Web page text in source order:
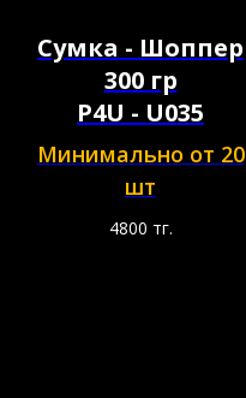
Сумка - Шоппер
300 гр
P4U - U035
Минимально от 20
шт
4800 тг.